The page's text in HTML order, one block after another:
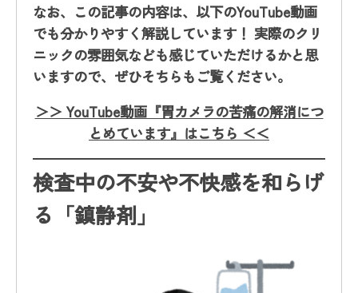
なお、この記事の内容は、以下のYouTube動画
でも分かりやすく解説しています！ 実際のクリ
ニックの雰囲気なども感じていただけるかと思
いますので、ぜひそちらもご覧ください。
＞＞ YouTube動画『胃カメラの苦痛の解消につ
とめています』はこちら ＜＜
検査中の不安や不快感を和らげ
る「鎮静剤」